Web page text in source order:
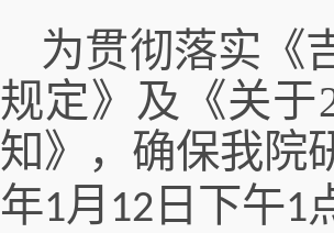
为贯彻落实《
规定》 及 《关于
知》，确保我院
年1月 12 日下午1